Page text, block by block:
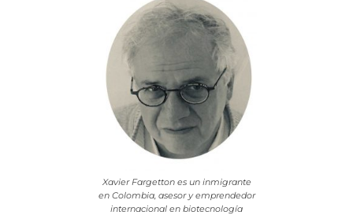
Xavier Fargetton es un inmigrante
en Colombia, asesor y emprendedor
internacional en biotecnología